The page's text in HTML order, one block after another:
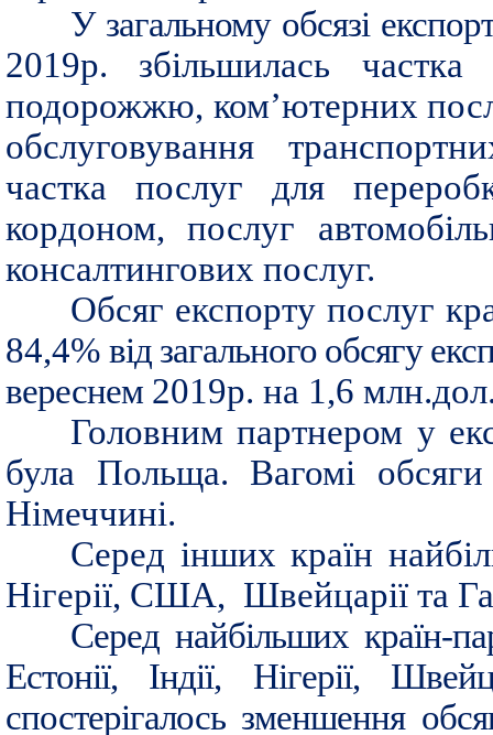
У загальному обсязі
2019р. збільшилась
подорожжю, ком’ютерних
обслуговування
частка послуг для
кордоном, послуг
консалтингових послуг.
Обсяг експорту послуг
84,4% від загального обсягу
вереснем 2019р. на 1,6
Головним партнером у
була Польща. Вагомі
Німеччині.
Серед інших країн
Нігерії, США, Швейцарії та
Серед найбільших країн-
Естонії, Індії, Нігерії,
спостерігалось зменшення